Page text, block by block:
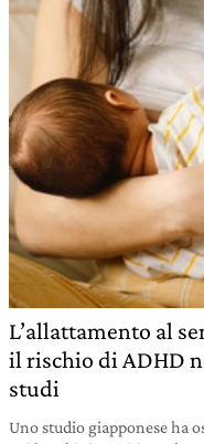
L’allattamento al
il rischio di ADHD
studi
Uno studio giapponese ha